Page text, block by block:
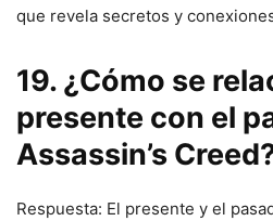
que revela secretos y
19. ¿Cómo se
presente con el
Assassin’s
Respuesta: El presente y el